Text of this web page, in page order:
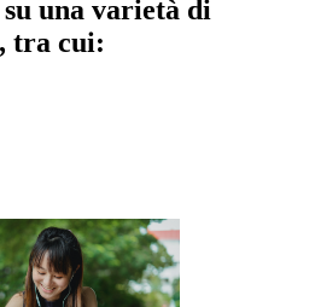
una varietà di
tra cui: